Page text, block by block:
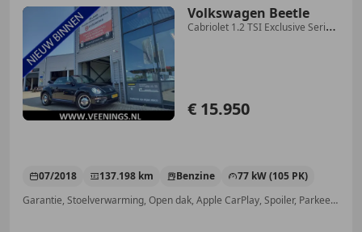
Volkswagen Beetle
Cabriolet 1.2 TSI Exclusive Series
€ 15.950
07/2018 137.198 km Benzine
77 kW (105 PK)
Garantie, Stoelverwarming, Open dak, Apple CarPlay, Spoiler, Parkeerhulp voor, Navigatiesysteem, LED verlichting